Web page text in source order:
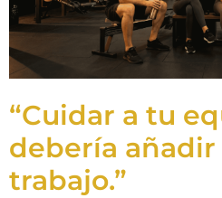
“Cuidar a tu
debería añadir
trabajo.”